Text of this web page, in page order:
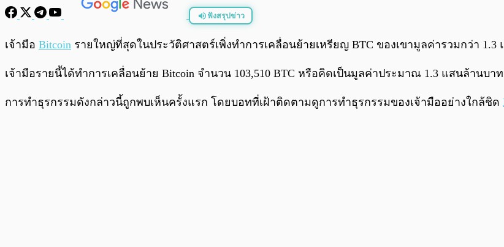
ฟังสรุปข่าว
พร้อมเล่น
เจ้ามือ Bitcoin รายใหญ่ที่สุดในประวัติศาสตร์เพิ่งทำการเคลื่อนย้ายเหรียญ BTC ของเขามูลค่ารวมกว่า 1.3
เจ้ามือรายนี้ได้ทำการเคลื่อนย้าย Bitcoin จำนวน 103,510 BTC หรือคิดเป็นมูลค่าประมาณ 1.3 แสนล้านบา
การทำธุรกรรมดังกล่าวนี้ถูกพบเห็นครั้งแรก โดยบอทที่เฝ้าติดตามดูการทำธุรกรรมของเจ้ามืออย่างใกล้ชิด